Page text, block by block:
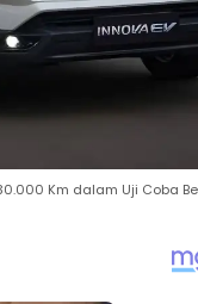
Km dalam Uji Coba